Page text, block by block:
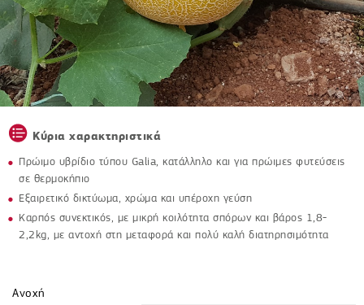
Κύρια χαρακτηριστικά
Πρώιμο υβρίδιο τύπου Galia, κατάλληλο και για πρώιμες φυτεύσεις
σε θερμοκήπιο
Εξαιρετικό δικτύωμα, χρώμα και υπέροχη γεύση
Καρπός συνεκτικός, με μικρή κοιλότητα σπόρων και βάρος 1,8-
2,2kg, με αντοχή στη μεταφορά και πολύ καλή διατηρησιμότητα
Ανοχή